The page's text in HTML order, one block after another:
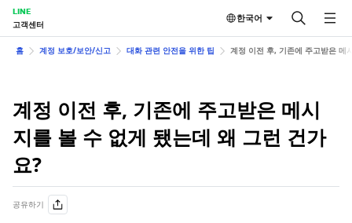
LINE
고객센터
한국어
홈 계정 보호/보안/신고 대화 관련 안전을 위한 팁 계정 이전 후, 기존에 주고받은 메
계정 이전 후, 기존에 주고받은 메시
지를 볼 수 없게 됐는데 왜 그런 건가
요?
공유하기